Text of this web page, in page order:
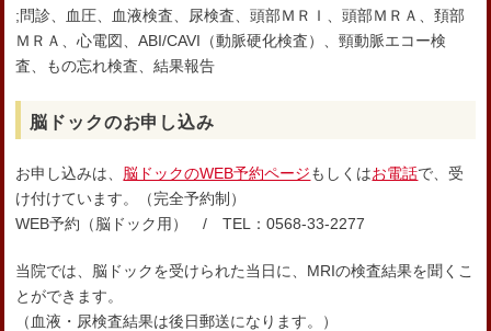
;問診、血圧、血液検査、尿検査、頭部ＭＲＩ、頭部ＭＲＡ、頚部
ＭＲＡ、心電図、ABI/CAVI（動脈硬化検査）、頸動脈エコー検
査、もの忘れ検査、結果報告
脳ドックのお申し込み
お申し込みは、 脳ドックのWEB予約ページもしくはお電話で、受
け付けています。（完全予約制）
WEB予約（脳ドック用） / TEL：0568-33-2277
当院では、脳ドックを受けられた当日に、MRIの検査結果を聞くこ
とができます。
（血液・尿検査結果は後日郵送になります。）